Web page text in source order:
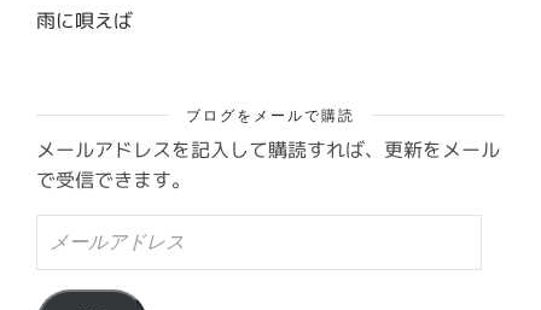
雨に唄えば
ブログをメールで購読
メールアドレスを記入して購読すれば、更新をメール
で受信できます。
ル
ア